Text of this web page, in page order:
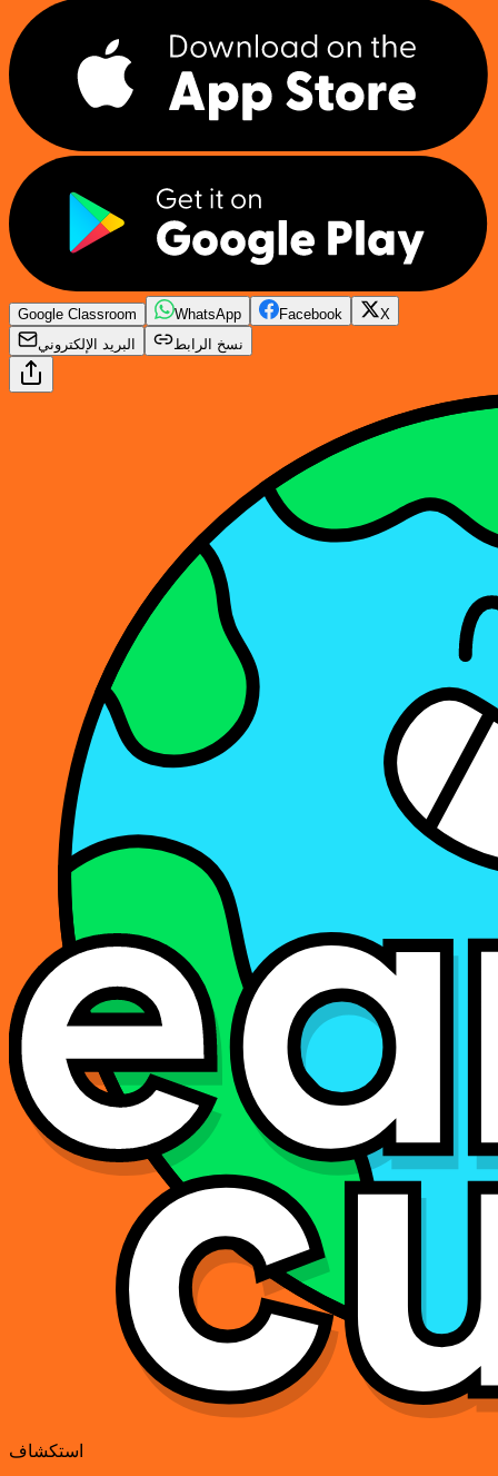
Google Classroom WhatsApp Facebook
X
البريد الإلكتروني
نسخ الرابط
استكشاف